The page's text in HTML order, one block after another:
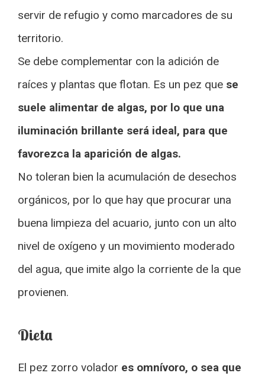
servir de refugio y como marcadores de su
territorio.
Se debe complementar con la adición de
raíces y plantas que flotan. Es un pez que se
suele alimentar de algas, por lo que una
iluminación brillante será ideal, para que
favorezca la aparición de algas.
No toleran bien la acumulación de desechos
orgánicos, por lo que hay que procurar una
buena limpieza del acuario, junto con un alto
nivel de oxígeno y un movimiento moderado
del agua, que imite algo la corriente de la que
provienen.
Dieta
El pez zorro volador es omnívoro, o sea que